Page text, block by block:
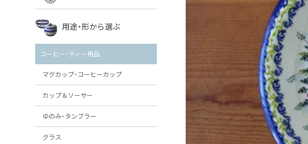
VENA
ミレナ
ボレス
用途・形から選ぶ
コーヒー・ティー用品
マグカップ・コーヒーカップ
カップ＆ソーサー
ゆのみ・タンブラー
グラス